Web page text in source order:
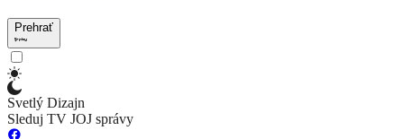
Prehrať
Svetlý Dizajn
Sleduj TV JOJ správy